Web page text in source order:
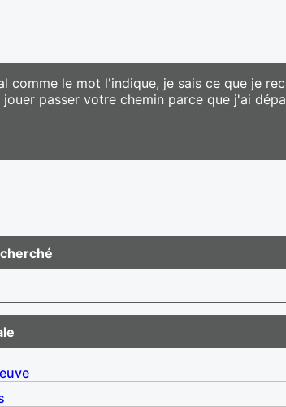
comme le mot l'indique, je sais ce que je
passer votre chemin parce que j'ai